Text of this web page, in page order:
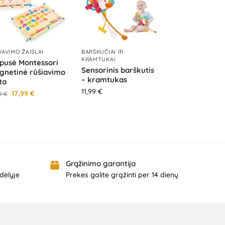
ŽAISLAI
Montessori
rūšiavimo
€ 17,99€
BARŠKUČIAI IR
KRAMTUKAI
Sensorinis barškutis
– kramtukas
11,99 €
Grąžinimo garantija
Prekes galite grąžinti per 14 dienų